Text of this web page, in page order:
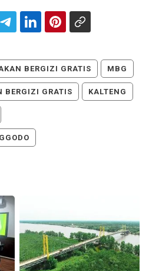
BERGIZI GRATIS MBG
BERGIZI GRATIS KALTENG